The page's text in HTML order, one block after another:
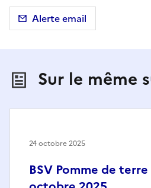
Alerte email
Sur le même
BSV Pomme de terre
24 octobre 2025